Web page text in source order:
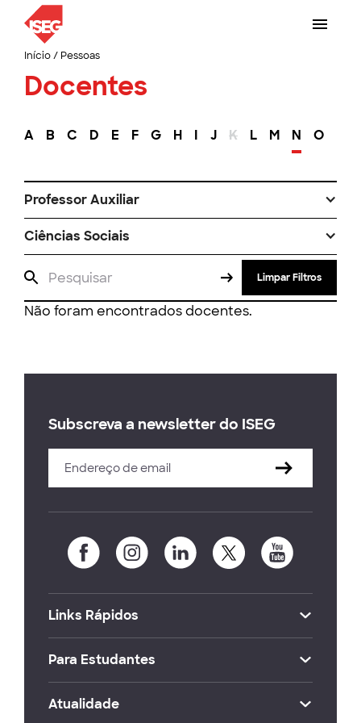
Início/ Pessoas
Docentes
A B C D E F G H I J K L M N O
Professor Auxiliar
Ciências Sociais
Limpar Filtros
Não foram encontrados docentes.
Subscreva a newsletter do ISEG
Links Rápidos
Para Estudantes
Atualidade